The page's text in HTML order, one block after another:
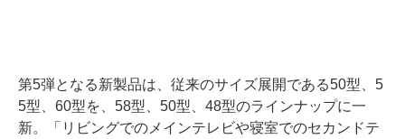
第5弾となる新製品は、従来のサイズ展開である50型、5
5型、60型を、58型、50型、48型のラインナップに一
新。「リビングでのメインテレビや寝室でのセカンドテ